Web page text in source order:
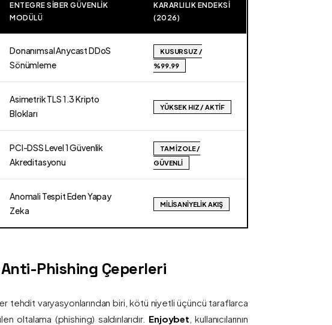
ENTEGRE SIBER GÜVENLIK
MODÜLÜ
KARARLILIK ENDEKSI
(2026)
Donanımsal Anycast DDoS
Sönümleme
KUSURSUZ /
%99.99
Asimetrik TLS 1.3 Kripto
Blokları
YÜKSEK HIZ / AKTIF
PCI-DSS Level 1 Güvenlik
Akreditasyonu
TAM İZOLE /
GÜVENLI
Anomali Tespit Eden Yapay
Zeka
MILISANIYELIK AKIŞ
Phishing Çeperleri
tehdit varyasyonlarından biri, kötü niyetli üçüncü taraflarca
(phishing) saldırılarıdır. Enjoybet , kullanıcılarının